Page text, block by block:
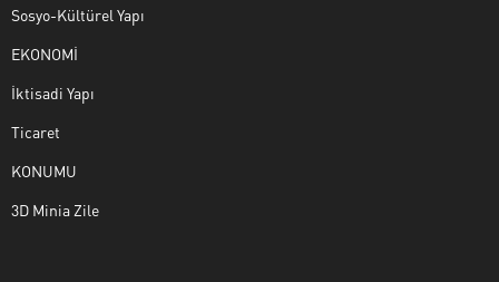
Sosyo-Kültürel Yapı
EKONOMİ
İktisadi Yapı
Ticaret
KONUMU
3D Minia Zile